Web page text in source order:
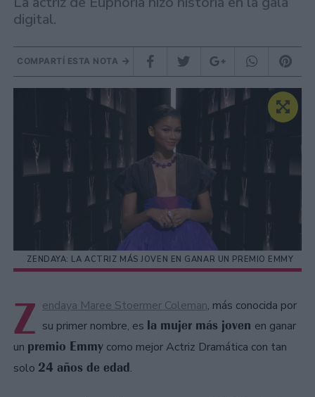
digital.
COMPARTÍ ESTA NOTA
ZENDAYA: LA ACTRIZ MÁS JOVEN EN GANAR UN PREMIO EMMY
Z endaya Maree Stoermer Coleman, más conocida por
su primer nombre, es la mujer más joven en ganar
un premio Emmy como mejor Actriz Dramática con tan
solo 24 años de edad.